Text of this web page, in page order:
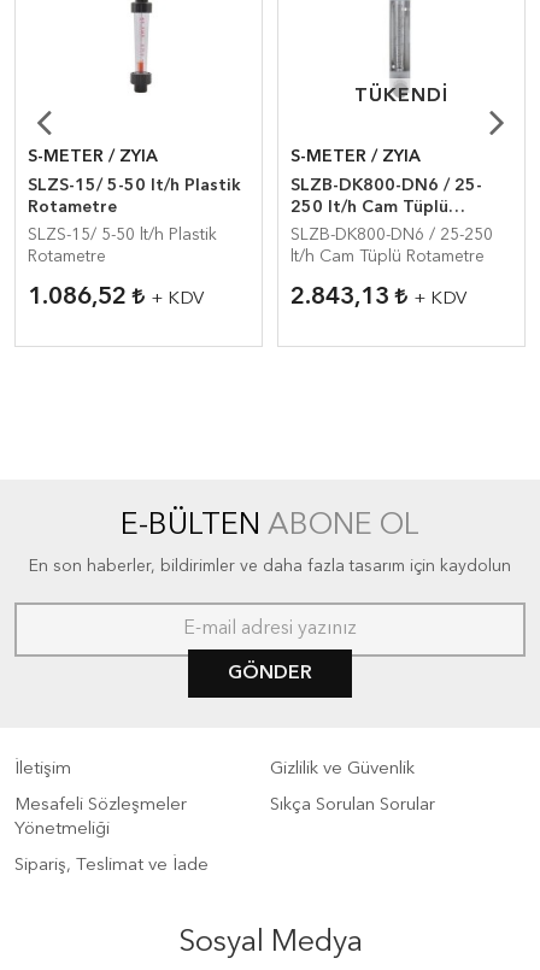
S-METER / ZYIA
SLZS-15/ 5-50 lt/h Plastik
Rotametre
SLZS-15/ 5-50 lt/h Plastik
Rotametre
1.086,52 + KDV
TÜKENDI
TÜKENDI
S-METER / ZYIA
SLZB-DK800-DN6 / 25-
250 lt/h Cam Tüplü
Rotametre
SLZB-DK800-DN6 / 25-250
lt/h Cam Tüplü Rotametre
2.843,13 + KDV
E-BÜLTEN ABONE OL
En son haberler, bildirimler ve daha fazla tasarım için kaydolun
GÖNDER
İletişim
Gizlilik ve Güvenlik
Mesafeli Sözleşmeler
Yönetmeliği
Sıkça Sorulan Sorular
Sipariş, Teslimat ve İade
Sosyal Medya